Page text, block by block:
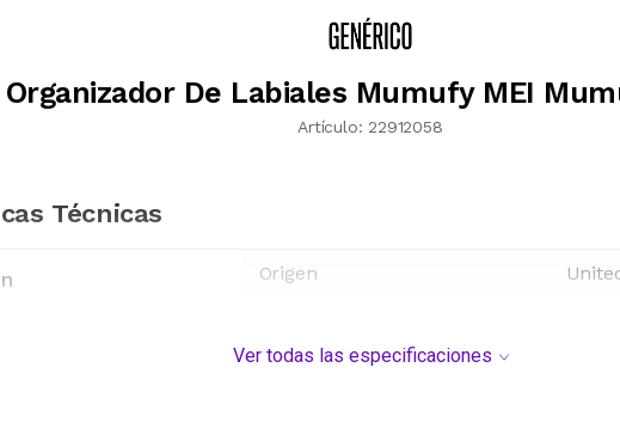
Organizador De Labiales Mumufy MEI
Artículo: 22912058
Técnicas
Origen
Ver todas las especificaciones